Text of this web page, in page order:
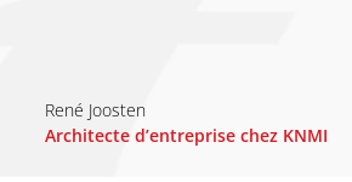
René Joosten
Architecte d’entreprise chez KNMI